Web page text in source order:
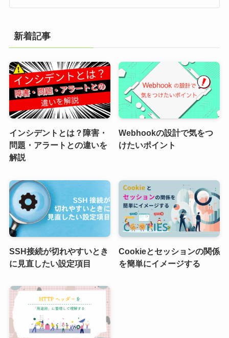
新着記事
インシデントとは？障害・
問題・アラートとの違いを
解説
Webhookの設計で気をつ
けたいポイント
SSH接続が切れやすいとき
に見直したい設定項目
Cookieとセッションの関係
を簡単にイメージする